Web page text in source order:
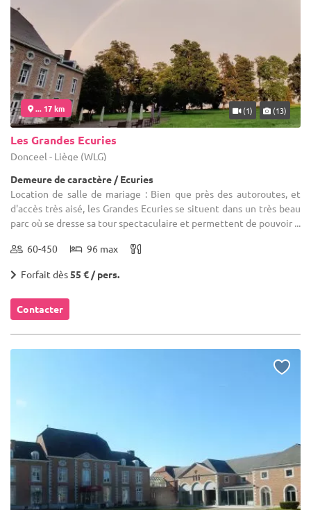
... 17 km (1) (13)
Les Grandes Ecuries
Donceel - Liège (WLG)
Demeure de caractère / Ecuries
Location de salle de mariage : Bien que près des autoroutes, et
d'accès très aisé, les Grandes Ecuries se situent dans un très beau
parc où se dresse sa tour spectaculaire et permettent de pouvoir ...
60-450 96 max
Forfait dès55 € / pers.
Contacter